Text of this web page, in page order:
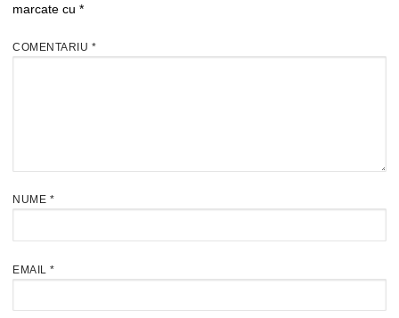
marcate cu *
COMENTARIU *
NUME *
EMAIL *